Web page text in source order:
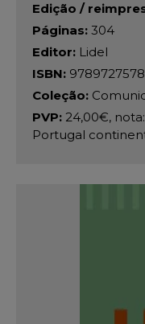
Edição /
Páginas: 304
Editor: Lidel
ISBN:
Coleção:
PVP: 24,00€,
Portugal